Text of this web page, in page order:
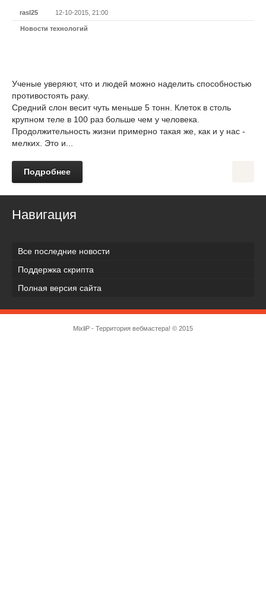
rasl25 12-10-2015, 21:00
Новости технологий
Ученые уверяют, что и людей можно наделить способностью
противостоять раку.
Средний слон весит чуть меньше 5 тонн. Клеток в столь
крупном теле в 100 раз больше чем у человека.
Продолжительность жизни примерно такая же, как и у нас -
мелких. Это и...
Подробнее
Навигация
Все последние новости
Поддержка скрипта
Полная версия сайта
MixliP - Территория вебмастера! © 2015